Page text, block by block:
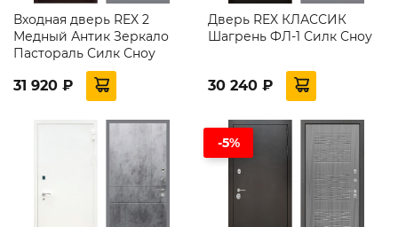
Входная дверь REX 2
Медный Антик Зеркало
Пастораль Силк Сноу
31 920 ₽
Дверь REX КЛАССИК
Шагрень ФЛ-1 Силк Сноу
30 240 ₽
-5%